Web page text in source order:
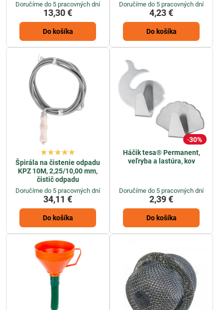
Doručíme do 5 pracovných dní
13,30 €
Do košíka
Doručíme do 5 pracovných dní
4,23 €
Do košíka
Špirála na čistenie odpadu
KPZ 10M, 2,25/10,00 mm,
čistič odpadu
Doručíme do 5 pracovných dní
34,11 €
Do košíka
30%
Háčik tesa® Permanent,
veľryba a lastúra, kov
Doručíme do 5 pracovných dní
2,39 €
Do košíka